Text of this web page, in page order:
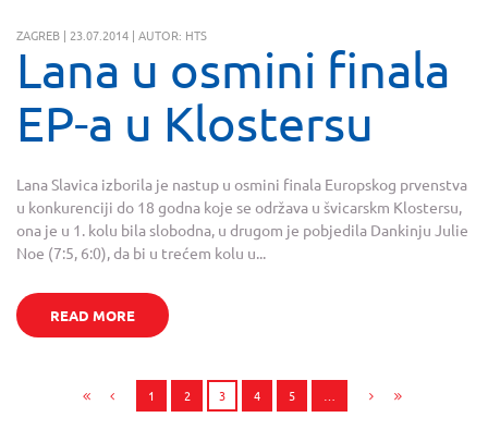
ZAGREB | 23.07.2014 | AUTOR: HTS
Lana u osmini finala
EP-a u Klostersu
Lana Slavica izborila je nastup u osmini finala Europskog prvenstva
u konkurenciji do 18 godna koje se održava u švicarskm Klostersu,
ona je u 1. kolu bila slobodna, u drugom je pobjedila Dankinju Julie
Noe (7:5, 6:0), da bi u trećem kolu u...
READ MORE
1 2 3 4 5